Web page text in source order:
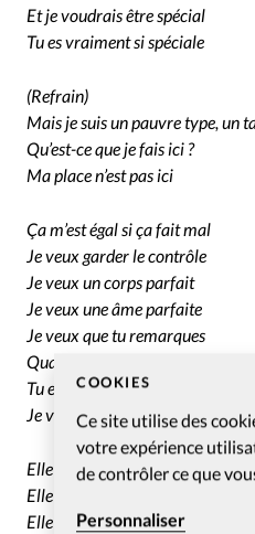
COOKIES
Ce site utilise des
votre expérience
de contrôler ce que
Personnaliser
Et je voudrais être spécial
Tu es vraiment si spéciale
(Refrain)
Mais je suis un pauvre type, un
Qu’est-ce que je fais ici ?
Ma place n’est pas ici
Ça m’est égal si ça fait mal
Je veux garder le contrôle
Je veux un corps parfait
Je veux une âme parfaite
Je veux que tu remarques
Quand je ne suis pas là
Tu es vraiment spéciale
Je voudrais être spécial
Elle passe la porte
Elle s’enfuit
Elle court